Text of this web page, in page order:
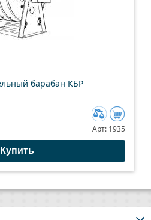
барабан КБР
Добавить
к
Арт: 1935
Купить